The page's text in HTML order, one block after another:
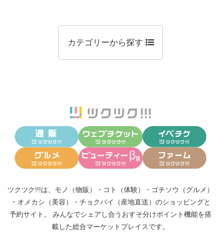
カテゴリーから探す
ツクツク!!!は、 モノ（物販） ・ コト（体験） ・ ゴチソウ（グルメ）
・ オメカシ（美容） ・ チョクバイ（産地直送） のショッピングと
予約サイト。
みんなでシェアし合う おすそ分けポイント機能を搭
載した総合マーケットプレイスです。